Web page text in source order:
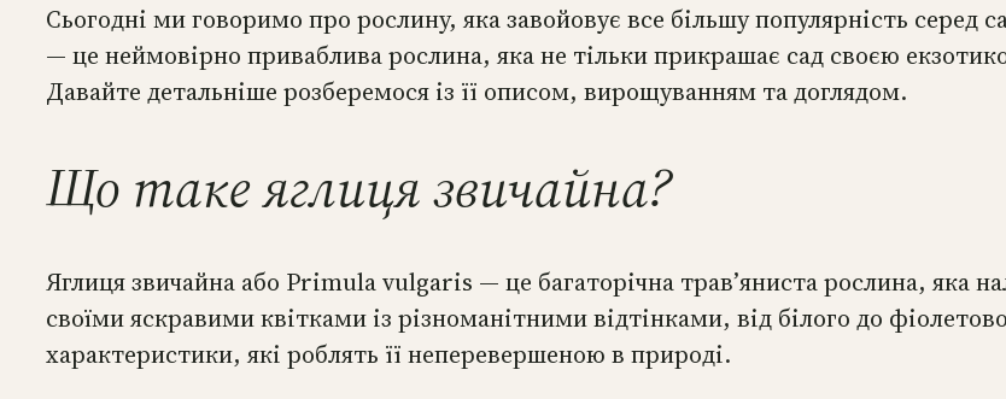
Сьогодні ми говоримо про рослину, яка завойовує все більшу популярність серед
— це неймовірно приваблива рослина, яка не тільки прикрашає сад своєю
Давайте детальніше розберемося із її описом, вирощуванням та доглядом.
Що таке яглиця звичайна?
Яглиця звичайна або Primula vulgaris — це багаторічна трав’яниста рослина, яка
своїми яскравими квітками із різноманітними відтінками, від білого до
характеристики, які роблять її неперевершеною в природі.